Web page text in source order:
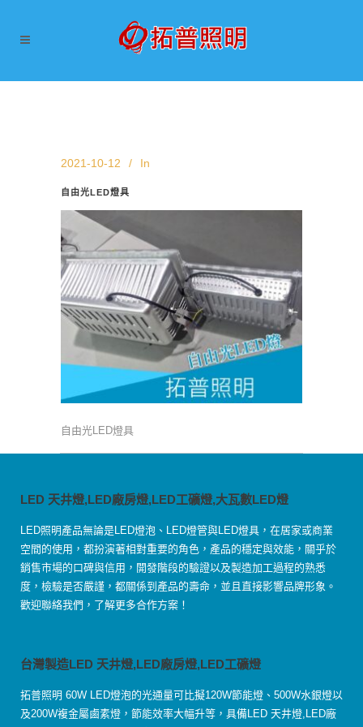
2021-10-12 In
自由光LED燈具
自由光LED燈具
LED 天井燈,LED廠房燈,LED工礦燈,大瓦數LED燈
LED照明產品無論是LED燈泡、LED燈管與LED燈具，在居家或商業
空間的使用，都扮演著相對重要的角色，產品的穩定與效能，關乎於
銷售市場的口碑與信用，開發階段的驗證以及製造加工過程的熟悉
度，檢驗是否嚴謹，都關係到產品的壽命，並且直接影響品牌形象。
歡迎聯絡我們，了解更多合作方案！
台灣製造LED 天井燈,LED廠房燈,LED工礦燈
拓普照明 60W LED燈泡的光通量可比擬120W節能燈、500W水銀燈以
及200W複金屬鹵素燈，節能效率大幅升等，具備LED 天井燈,LED廠